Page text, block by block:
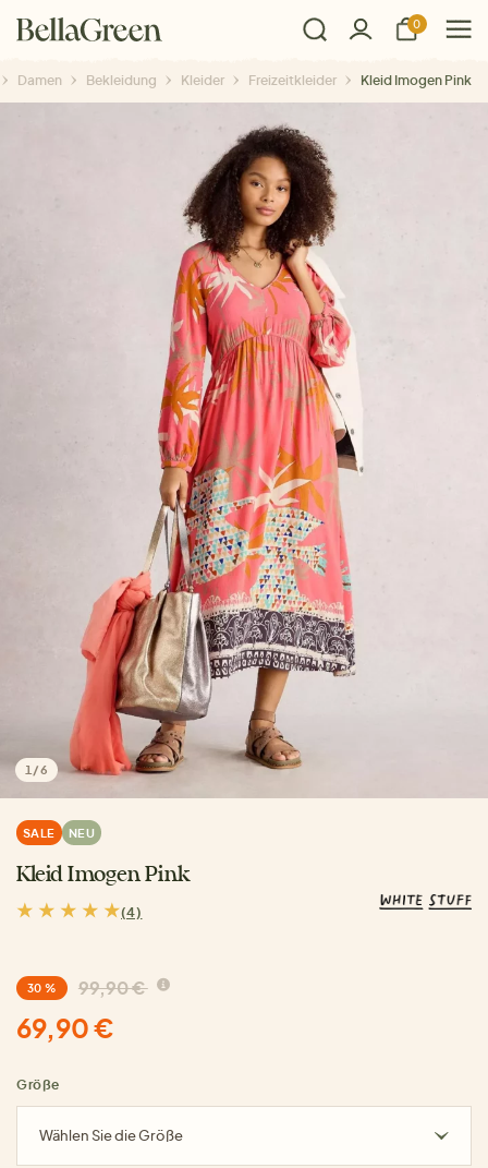
0
Damen Bekleidung Kleider Freizeitkleider Kleid Imogen Pink
1 /6
SALE NEU
Kleid Imogen Pink
(4)
30 % 99,90 €
69,90 €
Größe
Wählen Sie die Größe